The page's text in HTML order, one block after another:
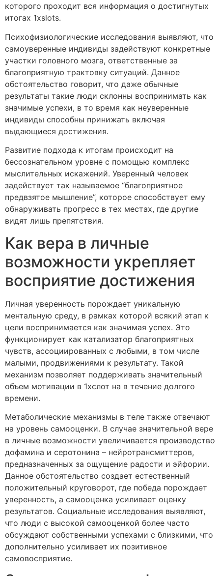
которого проходит вся информация о достигнутых
итогах 1xslots.
Психофизиологические исследования выявляют, что
самоуверенные индивиды задействуют конкретные
участки головного мозга, ответственные за
благоприятную трактовку ситуаций. Данное
обстоятельство говорит, что даже обычные
результаты такие люди склонны воспринимать как
значимые успехи, в то время как неуверенные
индивиды способны принижать включая
выдающиеся достижения.
Развитие подхода к итогам происходит на
бессознательном уровне с помощью комплекс
мыслительных искажений. Уверенный человек
задействует так называемое “благоприятное
предвзятое мышление”, которое способствует ему
обнаруживать прогресс в тех местах, где другие
видят лишь препятствия.
Как вера в личные
возможности укрепляет
восприятие достижения
Личная уверенность порождает уникальную
ментальную среду, в рамках которой всякий этап к
цели воспринимается как значимая успех. Это
функционирует как катализатор благоприятных
чувств, ассоциированных с любыми, в том числе
малыми, продвижениями к результату. Такой
механизм позволяет поддерживать значительный
объем мотивации в 1хслот на в течение долгого
времени.
Метаболические механизмы в теле также отвечают
на уровень самооценки. В случае значительной вере
в личные возможности увеличивается производство
дофамина и серотонина – нейротрансмиттеров,
предназначенных за ощущение радости и эйфории.
Данное обстоятельство создает естественный
положительный круговорот, где победа порождает
уверенность, а самооценка усиливает оценку
результатов. Социальные исследования выявляют,
что люди с высокой самооценкой более часто
обсуждают собственными успехами с близкими, что
дополнительно усиливает их позитивное
самовосприятие.